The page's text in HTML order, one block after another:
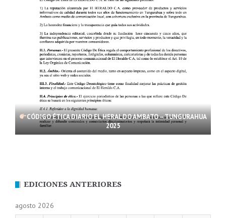
CÓDIGO ÉTICA DIARIO EL HERALDO AMBATO – TUNGURAHUA
2025
EDICIONES ANTERIORES
agosto 2026